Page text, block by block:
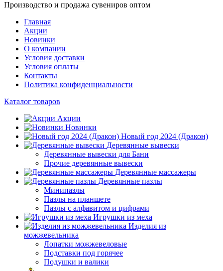
Производство и продажа сувениров оптом
Главная
Акции
Новинки
О компании
Условия доставки
Условия оплаты
Контакты
Политика конфиденциальности
Каталог товаров
Акции
Новинки
Новый год 2024 (Дракон)
Деревянные вывески
Деревянные вывески для Бани
Прочие деревянные вывески
Деревянные массажеры
Деревянные пазлы
Минипазлы
Пазлы на планшете
Пазлы с алфавитом и цифрами
Игрушки из меха
Изделия из
можжевельника
Лопатки можжевеловые
Подставки под горячее
Подушки и валики